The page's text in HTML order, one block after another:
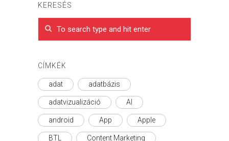
KERESÉS
CÍMKÉK
adat adatbázis
adatvizualizáció AI
android App Apple
BTL Content Marketing